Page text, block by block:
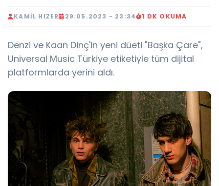
KAMIL HIZER 29.05.2023 - 23:34 1 DK OKUMA
Denzi ve Kaan Dinç'in yeni düeti "Başka Çare",
Universal Music Türkiye etiketiyle tüm dijital
platformlarda yerini aldı.